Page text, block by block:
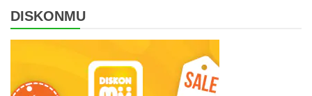
DISKONMU